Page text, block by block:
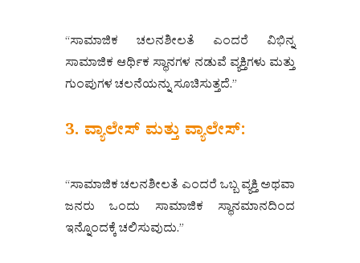
“ಸಾಮಾಜಿಕ ಚಲನಶೀಲತೆ ಎಂದರೆ ವಿಭಿನ್ನ
ಸಾಮಾಜಿಕ ಆರ್ಥಿಕ ಸ್ಥಾನಗಳ ನಡುವೆ ವ್ಯಕ್ತಿಗಳು ಮತ್ತು
ಗುಂಪುಗಳ ಚಲನೆಯನ್ನು ಸೂಚಿಸುತ್ತದೆ.”
3. ವ್ಯಾಲೇಸ್ ಮತ್ತು ವ್ಯಾಲೇಸ್:
“ಸಾಮಾಜಿಕ ಚಲನಶೀಲತೆ ಎಂದರೆ ಒಬ್ಬ ವ್ಯಕ್ತಿ ಅಥವಾ
ಜನರು ಒಂದು ಸಾಮಾಜಿಕ ಸ್ಥಾನಮಾನದಿಂದ
ಇನ್ನೊಂದಕ್ಕೆ ಚಲಿಸುವುದು.”